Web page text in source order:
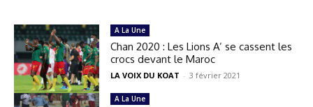
A La Une
Chan 2020 : Les Lions A’ se cassent les
crocs devant le Maroc
LA VOIX DU KOAT - 3 février 2021
A La Une